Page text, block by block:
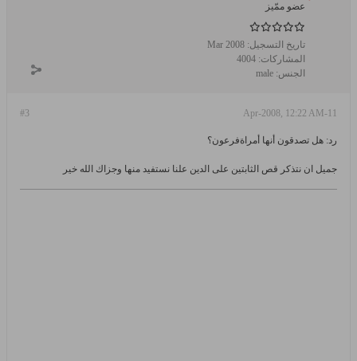
عضو ممّيز
تاريخ التسجيل: Mar 2008
المشاركات: 4004
الجنس: male
#3 11-Apr-2008, 12:22 AM
رد: هل تصدقون أنها أمراةفرعون؟
جميل ان نتذكر قص الثابتين على الدين علنا نستفيد منها وجزاك الله خير